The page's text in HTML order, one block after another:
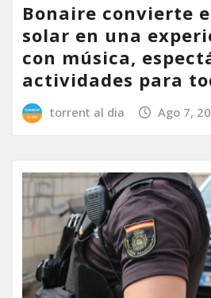
Bonaire convierte
solar en una
con música,
actividades para
torrent al dia Ago 7,